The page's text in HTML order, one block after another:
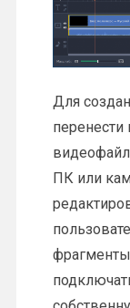
Для
перенести
ПК или